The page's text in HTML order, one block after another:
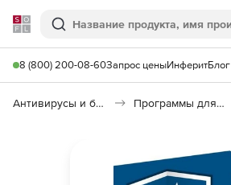
Softline
Поиск
8 (800) 200-08-60Запрос ценыИнферитБлог
Антивирусы и безопасность Программы для защиты информации